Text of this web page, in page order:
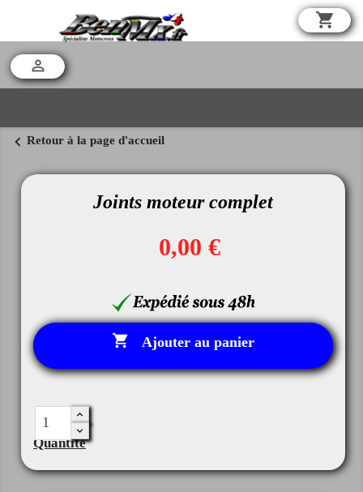
shopping_cart

chevron_left Retour à la page d'accueil
Joints moteur complet
0,00 €
 Ajouter au panier
Quantité